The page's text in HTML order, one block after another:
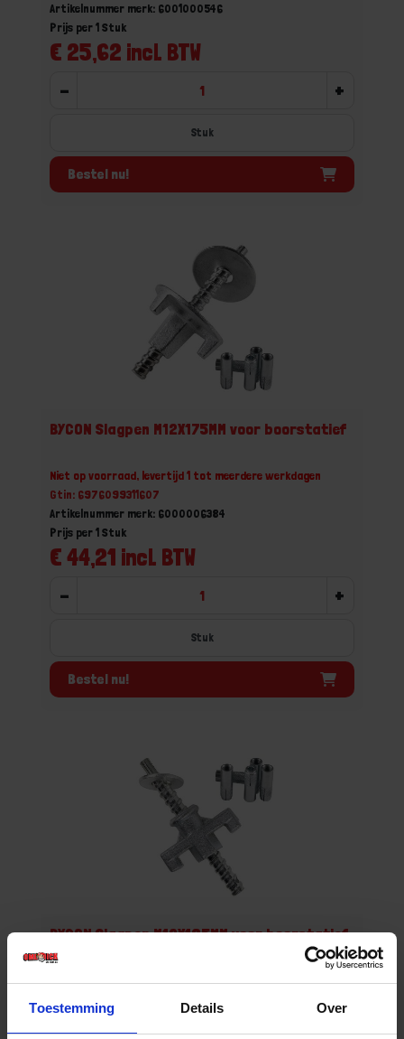
Toestemming Details Over
Artikelnummer merk: 6001000546
€ 25,62 incl. BTW
Prijs per 1 Stuk
- +
Stuk
Bestel nu!
BYCON Slagpen M12X175MM voor boorstatief
Niet op voorraad, levertijd 1 tot meerdere werkdagen
Gtin: 6976099311607
Artikelnummer merk: 6000006384
€ 44,21 incl. BTW
Prijs per 1 Stuk
- +
Stuk
Bestel nu!
BYCON Slagpen M12X185MM voor boorstatief
Niet op voorraad, levertijd 1 tot meerdere werkdagen
Artikelnummer merk: 6001000545